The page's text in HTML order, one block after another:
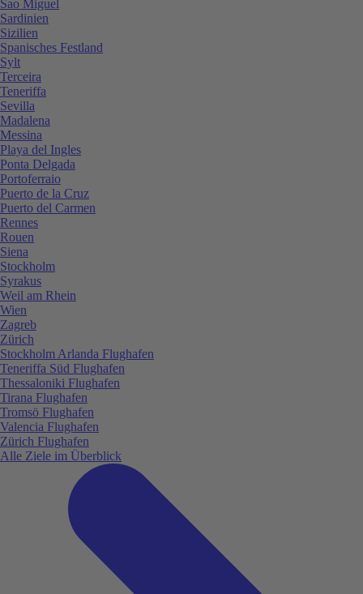
Sao Miguel
Sardinien
Sizilien
Spanisches Festland
Sylt
Terceira
Teneriffa
Sevilla
Madalena
Messina
Playa del Ingles
Ponta Delgada
Portoferraio
Puerto de la Cruz
Puerto del Carmen
Rennes
Rouen
Siena
Stockholm
Syrakus
Weil am Rhein
Wien
Zagreb
Zürich
Stockholm Arlanda Flughafen
Teneriffa Süd Flughafen
Thessaloniki Flughafen
Tirana Flughafen
Tromsö Flughafen
Valencia Flughafen
Zürich Flughafen
Alle Ziele im Überblick